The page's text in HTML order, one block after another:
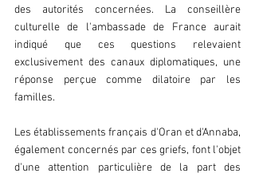
des autorités concernées. La conseillère
culturelle de l'ambassade de France aurait
indiqué que ces questions relevaient
exclusivement des canaux diplomatiques, une
réponse perçue comme dilatoire par les
familles.
Les établissements français d'Oran et d'Annaba,
également concernés par ces griefs, font l'objet
d'une attention particulière de la part des